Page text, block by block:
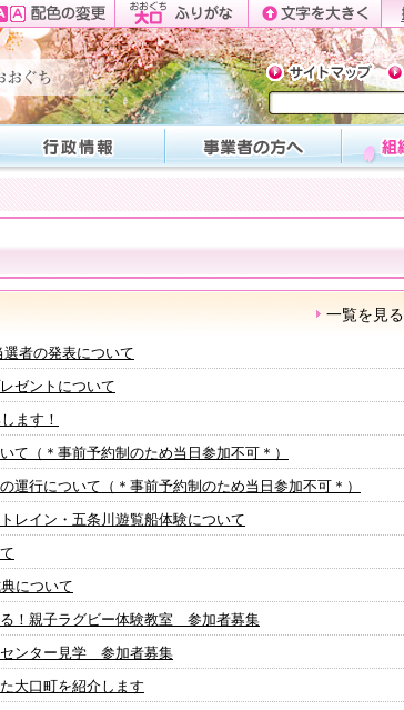
一覧を見る
者の発表について
ゼントについて
ます！
て（＊事前予約制のため当日参加不可＊）
運行について（＊事前予約制のため当日参加不可＊）
レイン・五条川遊覧船体験について
について
！親子ラグビー体験教室 参加者募集
センター見学 参加者募集
大口町を紹介します